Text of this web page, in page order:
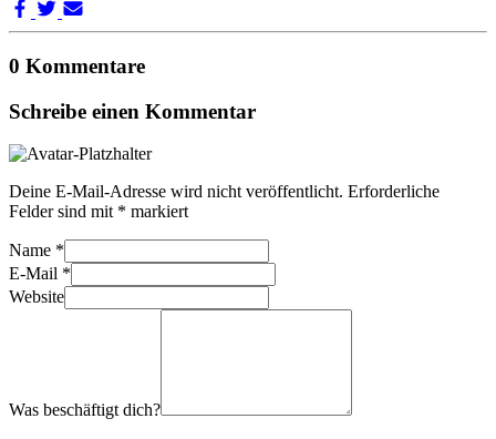
0 Kommentare
Schreibe einen Kommentar
Deine E-Mail-Adresse wird nicht veröffentlicht. Erforderliche
Felder sind mit * markiert
Name *
E-Mail *
Website
Was beschäftigt dich?